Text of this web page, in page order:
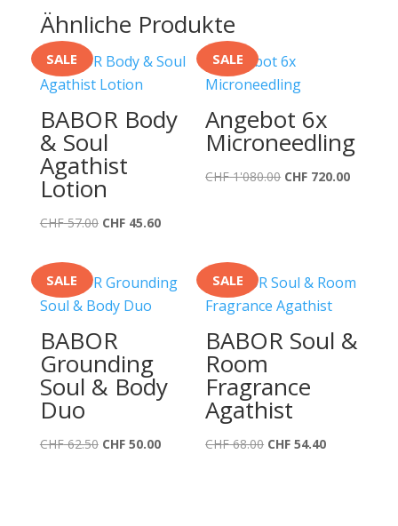
Ähnliche Produkte
SALE
BABOR Body
& Soul
Agathist
Lotion
CHF57.00 Ursprünglicher
CHF 57.00
CHF45.60Aktueller
CHF 45.60.
SALE
Angebot 6x
Microneedling
CHF1'080.00 Ursprünglicher
CHF 720.00
SALE
BABOR
Grounding
Soul & Body
Duo
CHF62.50 Ursprünglicher
CHF50.00Aktueller
SALE
BABOR Soul &
Room
Fragrance
Agathist
CHF68.00 Ursprünglicher
CHF 54.40Aktueller